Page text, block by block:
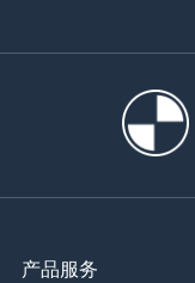
产品服务